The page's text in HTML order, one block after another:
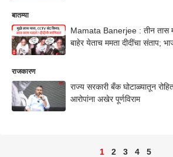
बातम्या
Mamata Banerjee : तीन तास
बाहेर येताच ममता दीदींचा संताप;
राजकारण
राज्य सरकारी बँक घोटाळ्यातून रोहित
आरोपांना अखेर पूर्णविराम
1 2 3 4 5